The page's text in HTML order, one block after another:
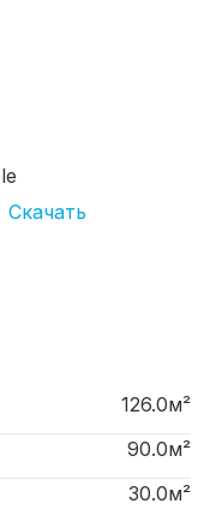
Скачать
126.0м²
90.0м²
30.0м²